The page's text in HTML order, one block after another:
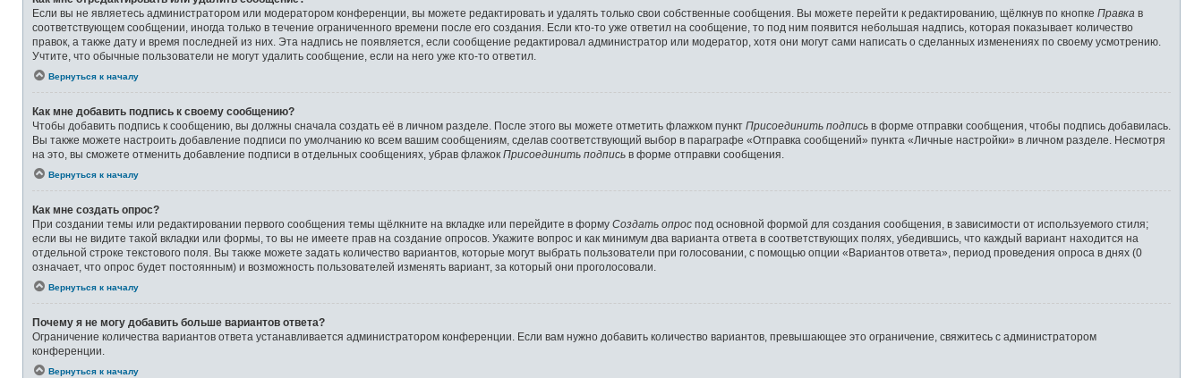
Если вы не являетесь администратором или модератором конференции, вы можете редактировать и удалять только свои собственные сообщения. Вы можете перейти к редактированию, щёлкнув по кнопке Правка в
соответствующем сообщении, иногда только в течение ограниченного времени после его создания. Если кто-то уже ответил на сообщение, то под ним появится небольшая надпись, которая показывает количество
правок, а также дату и время последней из них. Эта надпись не появляется, если сообщение редактировал администратор или модератор, хотя они могут сами написать о сделанных изменениях по своему усмотрению.
Учтите, что обычные пользователи не могут удалить сообщение, если на него уже кто-то ответил.
Вернуться к началу
Как мне добавить подпись к своему сообщению?
Чтобы добавить подпись к сообщению, вы должны сначала создать её в личном разделе. После этого вы можете отметить флажком пункт Присоединить подпись в форме отправки сообщения, чтобы подпись добавилась.
Вы также можете настроить добавление подписи по умолчанию ко всем вашим сообщениям, сделав соответствующий выбор в параграфе «Отправка сообщений» пункта «Личные настройки» в личном разделе. Несмотря
на это, вы сможете отменить добавление подписи в отдельных сообщениях, убрав флажок Присоединить подпись в форме отправки сообщения.
Вернуться к началу
Как мне создать опрос?
При создании темы или редактировании первого сообщения темы щёлкните на вкладке или перейдите в форму Создать опрос под основной формой для создания сообщения, в зависимости от используемого стиля;
если вы не видите такой вкладки или формы, то вы не имеете прав на создание опросов. Укажите вопрос и как минимум два варианта ответа в соответствующих полях, убедившись, что каждый вариант находится на
отдельной строке текстового поля. Вы также можете задать количество вариантов, которые могут выбрать пользователи при голосовании, с помощью опции «Вариантов ответа», период проведения опроса в днях (0
означает, что опрос будет постоянным) и возможность пользователей изменять вариант, за который они проголосовали.
Вернуться к началу
Почему я не могу добавить больше вариантов ответа?
Ограничение количества вариантов ответа устанавливается администратором конференции. Если вам нужно добавить количество вариантов, превышающее это ограничение, свяжитесь с администратором
конференции.
Вернуться к началу